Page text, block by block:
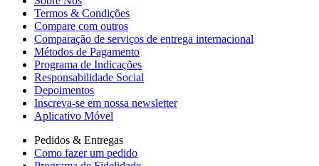
Termos & Condições
Compare com outros
Comparação de serviços de entrega internacional
Métodos de Pagamento
Programa de Indicações
Responsabilidade Social
Depoimentos
Inscreva-se em nossa newsletter
Aplicativo Móvel
Pedidos & Entregas
Como fazer um pedido